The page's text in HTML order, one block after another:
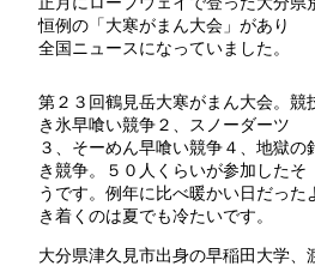
恒例の「大寒がまん大会」があり
全国ニュースになっていました。
第２３回鶴見岳大寒がまん大会。競
き氷早喰い競争２、スノーダーツ
３、そーめん早喰い競争４、地獄
き競争。５０人くらいが参加したそ
うです。例年に比べ暖かい日だった
き着くのは夏でも冷たいです。
大分県津久見市出身の早稲田大学、